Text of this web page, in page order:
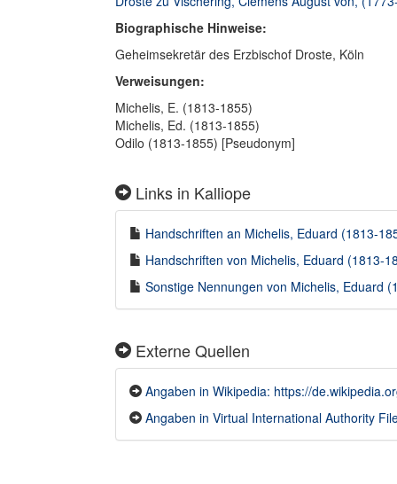
Biographische Hinweise:
Geheimsekretär des Erzbischof Droste, Köln
Verweisungen:
Michelis, E. (1813-1855)
Michelis, Ed. (1813-1855)
Odilo (1813-1855) [Pseudonym]
Links in Kalliope
Handschriften an Michelis, Eduard (1813-
Handschriften von Michelis, Eduard (1813-
Sonstige Nennungen von Michelis, Eduard
Externe Quellen
Angaben in Wikipedia: https://
Angaben in Virtual International Authority